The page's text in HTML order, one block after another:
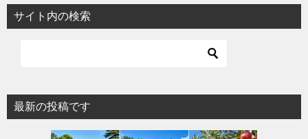
サイト内の検索
最新の投稿です